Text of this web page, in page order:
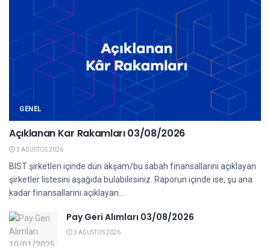
GENEL
Açıklanan Kar Rakamları 03/08/2026
3 AĞUSTOS 2026
BIST şirketleri içinde dün akşam/bu sabah finansallarını açıklayan
şirketler listesini aşağıda bulabilirsiniz. Raporun içinde ise, şu ana
kadar finansallarını açıklayan...
Pay Geri Alımları 03/08/2026
3 AĞUSTOS 2026